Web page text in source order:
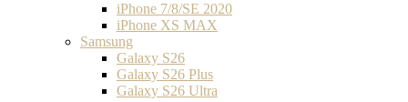
iPhone 7/8/SE 2020
iPhone XS MAX
Samsung
Galaxy S26
Galaxy S26 Plus
Galaxy S26 Ultra